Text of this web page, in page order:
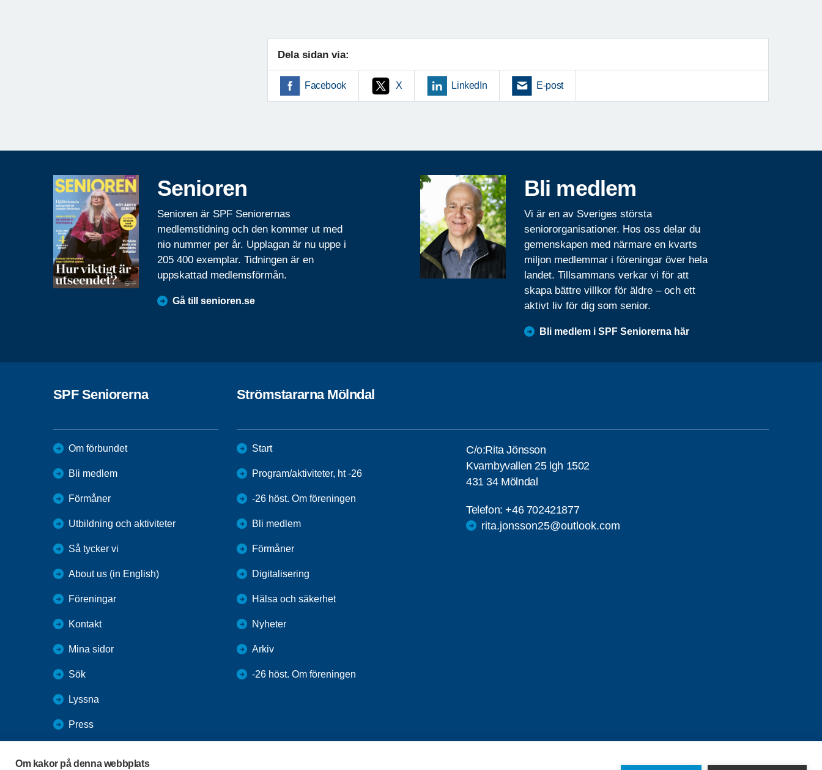
Om kakor på denna webbplats
Dela sidan via:
Facebook X LinkedIn E-post
Senioren
Senioren är SPF Seniorernas
medlemstidning och den kommer ut med
nio nummer per år. Upplagan är nu uppe i
205 400 exemplar. Tidningen är en
uppskattad medlemsförmån.
Gå till senioren.se
Bli medlem
Vi är en av Sveriges största
seniororganisationer. Hos oss delar du
gemenskapen med närmare en kvarts
miljon medlemmar i föreningar över hela
landet. Tillsammans verkar vi för att
skapa bättre villkor för äldre – och ett
aktivt liv för dig som senior.
Bli medlem i SPF Seniorerna här
SPF Seniorerna
Om förbundet
Bli medlem
Förmåner
Utbildning och aktiviteter
Så tycker vi
About us (in English)
Föreningar
Kontakt
Mina sidor
Sök
Lyssna
Press
Strömstararna Mölndal
Start
Program/aktiviteter, ht -26
-26 höst. Om föreningen
Bli medlem
Förmåner
Digitalisering
Hälsa och säkerhet
Nyheter
Arkiv
-26 höst. Om föreningen
C/o:Rita Jönsson
Kvarnbyvallen 25 lgh 1502
431 34 Mölndal
Telefon:+46 702421877
rita.jonsson25@outlook.com